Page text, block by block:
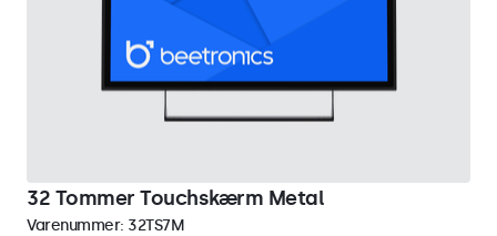
32 Tommer Touchskærm Metal
Varenummer: 32TS7M